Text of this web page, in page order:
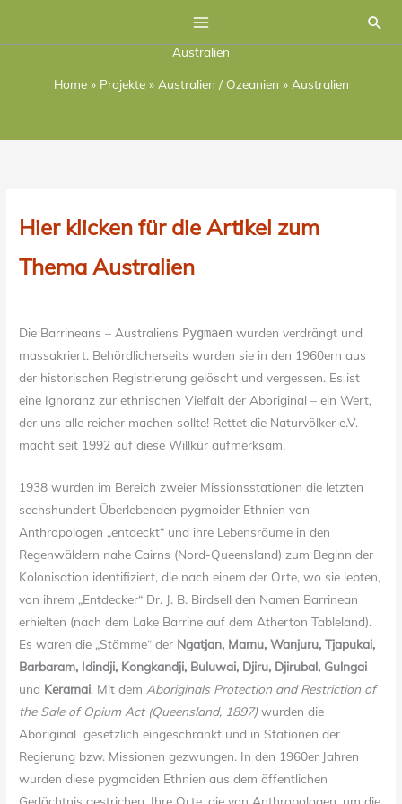
Australien
Home » Projekte » Australien / Ozeanien » Australien
Hier klicken für die Artikel zum
Thema Australien
Die Barrineans – Australiens Pygmäen wurden verdrängt und
massakriert. Behördlicherseits wurden sie in den 1960ern aus
der historischen Registrierung gelöscht und vergessen. Es ist
eine Ignoranz zur ethnischen Vielfalt der Aboriginal – ein Wert,
der uns alle reicher machen sollte! Rettet die Naturvölker e.V.
macht seit 1992 auf diese Willkür aufmerksam.
1938 wurden im Bereich zweier Missionsstationen die letzten
sechshundert Überlebenden pygmoider Ethnien von
Anthropologen „entdeckt“ und ihre Lebensräume in den
Regenwäldern nahe Cairns (Nord-Queensland) zum Beginn der
Kolonisation identifiziert, die nach einem der Orte, wo sie lebten,
von ihrem „Entdecker“ Dr. J. B. Birdsell den Namen Barrinean
erhielten (nach dem Lake Barrine auf dem Atherton Tableland).
Es waren die „Stämme“ der Ngatjan, Mamu, Wanjuru, Tjapukai,
Barbaram, Idindji, Kongkandji, Buluwai, Djiru, Djirubal, Gulngai
und Keramai. Mit dem Aboriginals Protection and Restriction of
the Sale of Opium Act (Queensland, 1897)wurden die
Aboriginal gesetzlich eingeschränkt und in Stationen der
Regierung bzw. Missionen gezwungen. In den 1960er Jahren
wurden diese pygmoiden Ethnien aus dem öffentlichen
Gedächtnis gestrichen. Ihre Orte, die von Anthropologen, um die